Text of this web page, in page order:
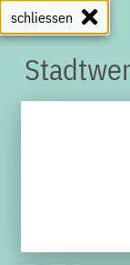
schliessen